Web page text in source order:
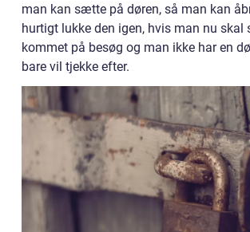
man kan sætte på døren, så man kan
hurtigt lukke den igen, hvis man nu skal
kommet på besøg og man ikke har en
bare vil tjekke efter.